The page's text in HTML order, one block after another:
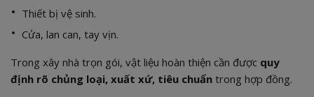
Thiết bị vệ sinh.
Cửa, lan can, tay vịn.
Trong xây nhà trọn gói, vật liệu hoàn thiện cần được quy
định rõ chủng loại, xuất xứ, tiêu chuẩn trong hợp đồng.